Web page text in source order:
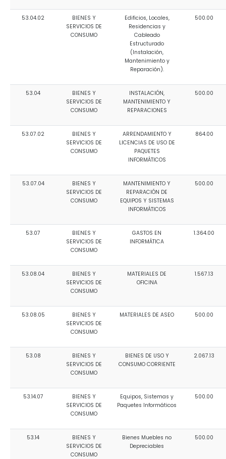
53.04.02
BIENES Y
SERVICIOS DE
CONSUMO
Edificios, Locales,
Residencias y
Cableado
Estructurado
(Instalación,
Mantenimiento y
Reparación).
500.00
53.04
BIENES Y
SERVICIOS DE
CONSUMO
INSTALACIÓN,
MANTENIMIENTO Y
REPARACIONES
500.00
53.07.02
BIENES Y
SERVICIOS DE
CONSUMO
ARRENDAMIENTO Y
LICENCIAS DE USO DE
PAQUETES
INFORMÁTICOS
864.00
53.07.04
BIENES Y
SERVICIOS DE
CONSUMO
MANTENIMIENTO Y
REPARACIÓN DE
EQUIPOS Y SISTEMAS
INFORMÁTICOS
500.00
53.07
BIENES Y
SERVICIOS DE
CONSUMO
GASTOS EN
INFORMÁTICA
1.364.00
53.08.04
BIENES Y
SERVICIOS DE
CONSUMO
MATERIALES DE
OFICINA
1.567.13
53.08.05
BIENES Y
SERVICIOS DE
CONSUMO
MATERIALES DE ASEO 500.00
53.08
BIENES Y
SERVICIOS DE
CONSUMO
BIENES DE USO Y
CONSUMO CORRIENTE
2.067.13
53.14.07
BIENES Y
SERVICIOS DE
CONSUMO
Equipos, Sistemas y
Paquetes Informáticos
500.00
53.14
BIENES Y
SERVICIOS DE
CONSUMO
Bienes Muebles no
Depreciables
500.00